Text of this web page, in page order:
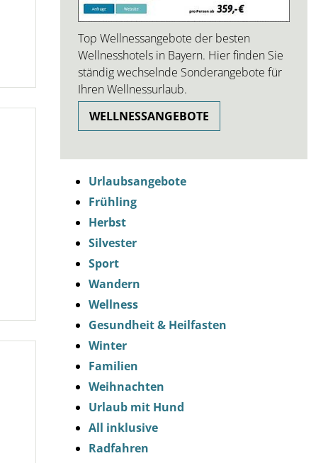
Top Wellnessangebote der besten
Wellnesshotels in Bayern. Hier finden Sie
ständig wechselnde Sonderangebote für
Ihren Wellnessurlaub.
WELLNESSANGEBOTE
Urlaubsangebote
Frühling
Herbst
Silvester
Sport
Wandern
Wellness
Gesundheit & Heilfasten
Winter
Familien
Weihnachten
Urlaub mit Hund
All inklusive
Radfahren